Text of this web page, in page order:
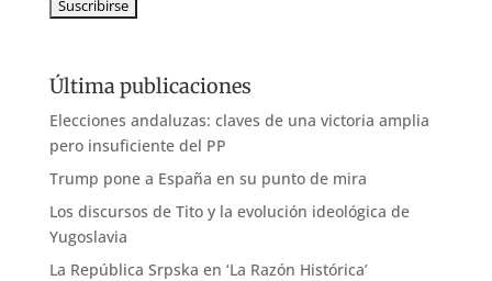
Última publicaciones
Elecciones andaluzas: claves de una victoria amplia
pero insuficiente del PP
Trump pone a España en su punto de mira
Los discursos de Tito y la evolución ideológica de
Yugoslavia
La República Srpska en ‘La Razón Histórica’